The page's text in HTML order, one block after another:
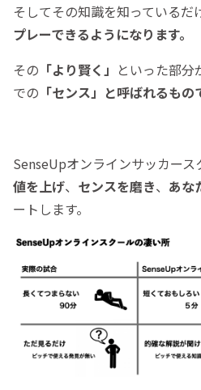
そしてその知識を知っているだ
プレーできるようになります。
その 「より賢く」 といった部分
での 「センス」と呼ばれるもの
SenseUpオンラインサッカース
値を上げ、 センスを磨き、 あな
ートします。